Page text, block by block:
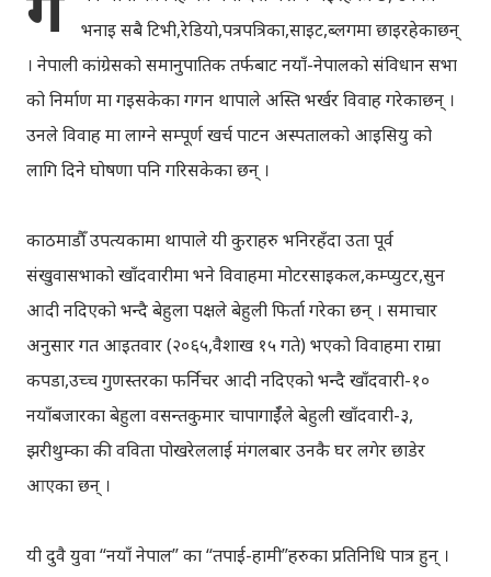
भनाइ सबै टिभी,रेडियो,पत्रपत्रिका,साइट,ब्लगमा छाइरहेकाछन्
। नेपाली कांग्रेसको समानुपातिक तर्फबाट नयाँ-नेपालको संविधान सभा
को निर्माण मा गइसकेका गगन थापाले अस्ति भर्खर विवाह गरेकाछन् ।
उनले विवाह मा लाग्ने सम्पूर्ण खर्च पाटन अस्पतालको आइसियु को
लागि दिने घोषणा पनि गरिसकेका छन् ।
काठमाडौँ उपत्यकामा थापाले यी कुराहरु भनिरहँदा उता पूर्व
संखुवासभाको खाँदवारीमा भने विवाहमा मोटरसाइकल,कम्प्युटर,सुन
आदी नदिएको भन्दै बेहुला पक्षले बेहुली फिर्ता गरेका छन् । समाचार
अनुसार गत आइतवार (२०६५,वैशाख १५ गते) भएको विवाहमा राम्रा
कपडा,उच्च गुणस्तरका फर्निचर आदी नदिएको भन्दै खाँदवारी-१०
नयाँबजारका बेहुला वसन्तकुमार चापागाईँले बेहुली खाँदवारी-३,
झरीथुम्का की वविता पोखरेललाई मंगलबार उनकै घर लगेर छाडेर
आएका छन् ।
यी दुवै युवा “नयाँ नेपाल” का “तपाई-हामी”हरुका प्रतिनिधि पात्र हुन् ।